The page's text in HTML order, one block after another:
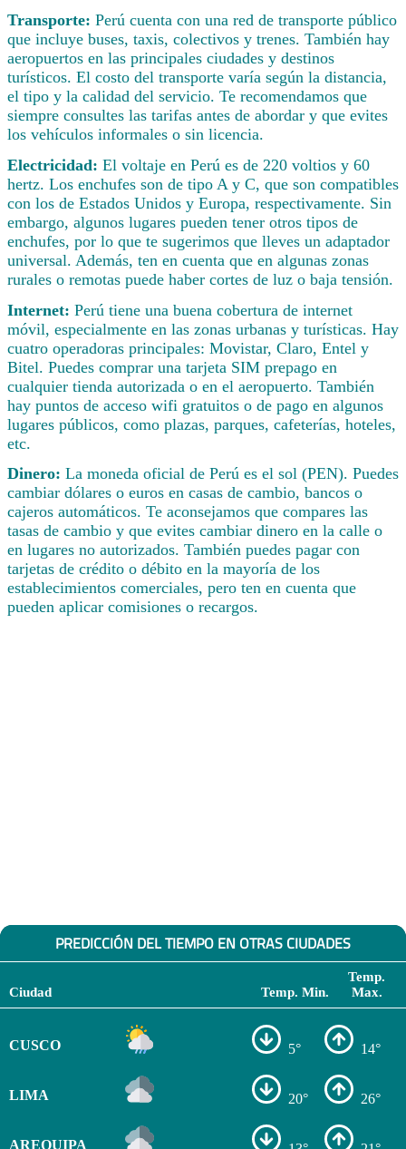
Transporte: Perú cuenta con una red de transporte público
que incluye buses, taxis, colectivos y trenes. También hay
aeropuertos en las principales ciudades y destinos
turísticos. El costo del transporte varía según la distancia,
el tipo y la calidad del servicio. Te recomendamos que
siempre consultes las tarifas antes de abordar y que evites
los vehículos informales o sin licencia.
Electricidad: El voltaje en Perú es de 220 voltios y 60
hertz. Los enchufes son de tipo A y C, que son compatibles
con los de Estados Unidos y Europa, respectivamente. Sin
embargo, algunos lugares pueden tener otros tipos de
enchufes, por lo que te sugerimos que lleves un adaptador
universal. Además, ten en cuenta que en algunas zonas
rurales o remotas puede haber cortes de luz o baja tensión.
Internet: Perú tiene una buena cobertura de internet
móvil, especialmente en las zonas urbanas y turísticas. Hay
cuatro operadoras principales: Movistar, Claro, Entel y
Bitel. Puedes comprar una tarjeta SIM prepago en
cualquier tienda autorizada o en el aeropuerto. También
hay puntos de acceso wifi gratuitos o de pago en algunos
lugares públicos, como plazas, parques, cafeterías, hoteles,
etc.
Dinero: La moneda oficial de Perú es el sol (PEN). Puedes
cambiar dólares o euros en casas de cambio, bancos o
cajeros automáticos. Te aconsejamos que compares las
tasas de cambio y que evites cambiar dinero en la calle o
en lugares no autorizados. También puedes pagar con
tarjetas de crédito o débito en la mayoría de los
establecimientos comerciales, pero ten en cuenta que
pueden aplicar comisiones o recargos.
PREDICCIÓN DEL TIEMPO EN OTRAS CIUDADES
Ciudad Temp. Min.
Temp.
Max.
CUSCO 5° 14°
LIMA 20° 26°
AREQUIPA